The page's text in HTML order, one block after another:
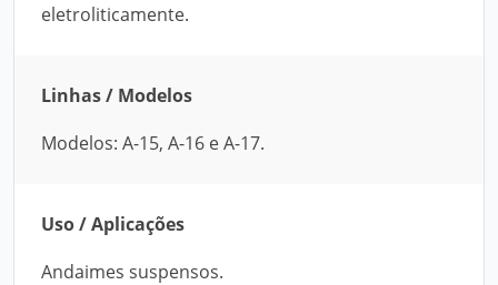
eletroliticamente.
Linhas / Modelos
Modelos: A-15, A-16 e A-17.
Uso / Aplicações
Andaimes suspensos.